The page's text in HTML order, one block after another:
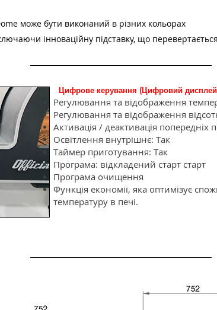
може бути виконаний в різних кольорах
інноваційну підставку, що
Цифрове керування (Цифровий
Регулювання та відображення
Регулювання та відображення
Активація / деактивація попередніх
Освітлення внутрішнє: Так
Таймер приготування: Так
Програма: відкладений старт старт
Програма очищення
Функція економії, яка оптимізує
температуру в печі.